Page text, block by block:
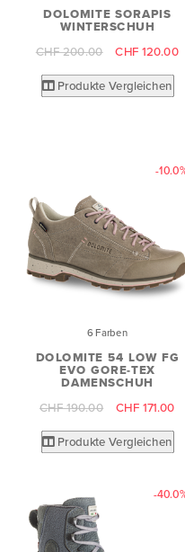
DOLOMITE SORAPIS
WINTERSCHUH
CHF 200.00 CHF 120.00
Produkte Vergleichen
-
6 Farben
DOLOMITE 54 LOW FG
EVO GORE-TEX
DAMENSCHUH
CHF 190.00
CHF 171.00
Produkte Vergleichen
-